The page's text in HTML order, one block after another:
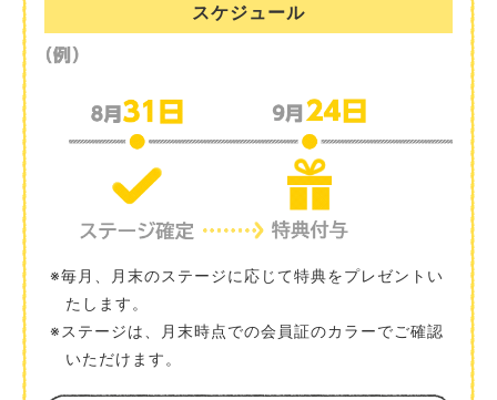
スケジュール
※毎月、月末のステージに応じて特典をプレゼントい
たします。
※ステージは、月末時点での会員証のカラーでご確認
いただけます。